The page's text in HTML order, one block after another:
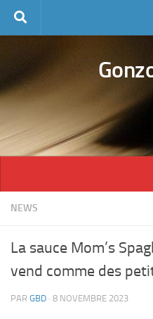
Skip to content
NEWS
La sauce Mom’s
vend comme des
PAR GBD · 8 NOVEMBRE 2023